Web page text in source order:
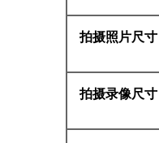
拍摄照片尺寸
拍摄录像尺寸